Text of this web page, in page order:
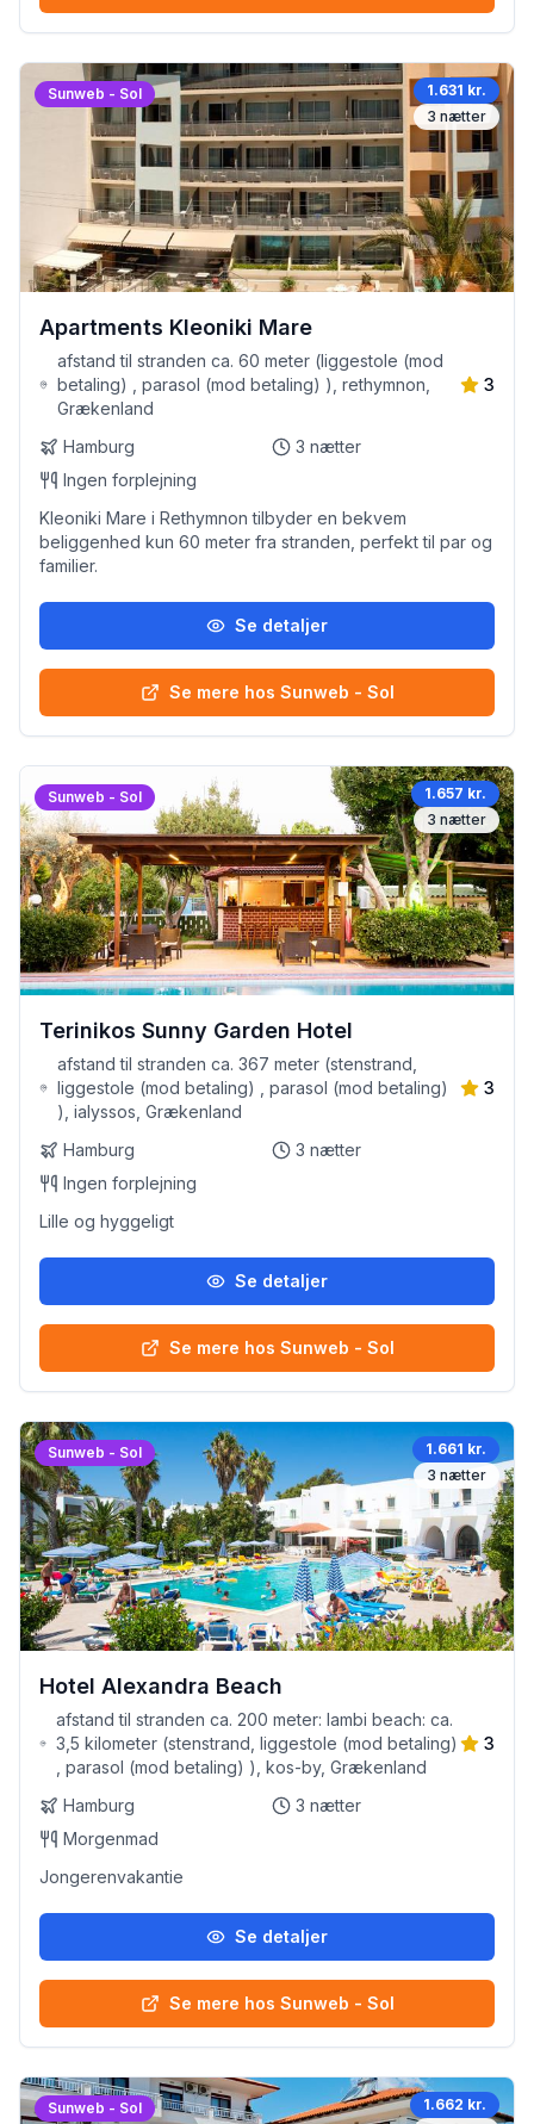
Sunweb - Sol
1.631 kr.
3 nætter
Apartments Kleoniki Mare
afstand til stranden ca. 60 meter (liggestole (mod
betaling) , parasol (mod betaling) ), rethymnon,
Grækenland
3
Hamburg 3 nætter
Ingen forplejning
Kleoniki Mare i Rethymnon tilbyder en bekvem
beliggenhed kun 60 meter fra stranden, perfekt til par og
familier.
Se detaljer
Se mere hos Sunweb - Sol
Sunweb - Sol
1.657 kr.
3 nætter
Terinikos Sunny Garden Hotel
afstand til stranden ca. 367 meter (stenstrand,
liggestole (mod betaling) , parasol (mod betaling)
), ialyssos, Grækenland
3
Hamburg 3 nætter
Ingen forplejning
Lille og hyggeligt
Se detaljer
Se mere hos Sunweb - Sol
Sunweb - Sol
1.661 kr.
3 nætter
Hotel Alexandra Beach
afstand til stranden ca. 200 meter: lambi beach: ca.
3,5 kilometer (stenstrand, liggestole (mod betaling)
, parasol (mod betaling) ), kos-by, Grækenland
3
Hamburg 3 nætter
Morgenmad
Jongerenvakantie
Se detaljer
Se mere hos Sunweb - Sol
Sunweb - Sol
1.662 kr.